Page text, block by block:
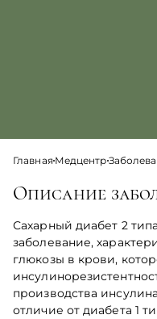
ГлавнаяМедцентр
Описание
Сахарный диабет 2
заболевание,
глюкозы в крови,
производства
отличие от диабета 1